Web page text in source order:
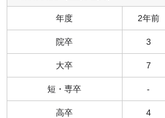
年度 2年前
院卒 3
大卒 7
短・専卒 -
高卒 4